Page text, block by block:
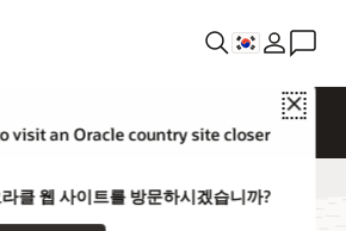
Close
visit an Oracle country site closer
클 웹 사이트를 방문하시겠습니까?